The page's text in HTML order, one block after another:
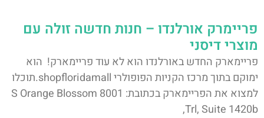
פריימרק אורלנדו – חנות חדשה זולה עם
מוצרי דיסני
פריימארק החדש באורלנדו הוא לא עוד פריימארק! הוא
ימוקם בתוך מרכז הקניות הפופולרי shopfloridamall.תוכלו
למצוא את הפריימארק בכתובת: 8001 S Orange Blossom
Trl, Suite 1420b,